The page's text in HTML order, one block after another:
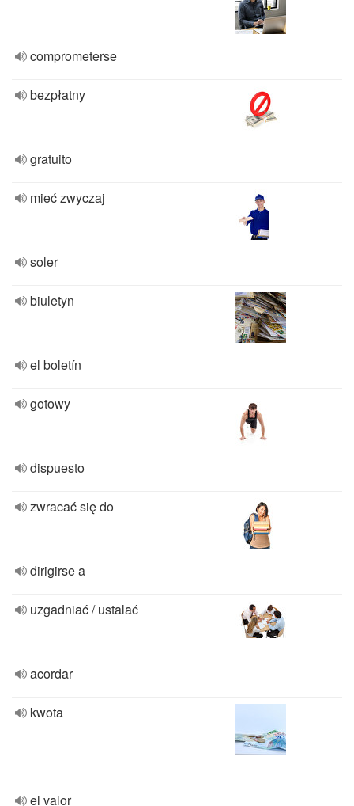
comprometerse
bezpłatny
gratuito
mieć zwyczaj
soler
biuletyn
el boletín
gotowy
dispuesto
zwracać się do
dirigirse a
uzgadniać / ustalać
acordar
kwota
el valor